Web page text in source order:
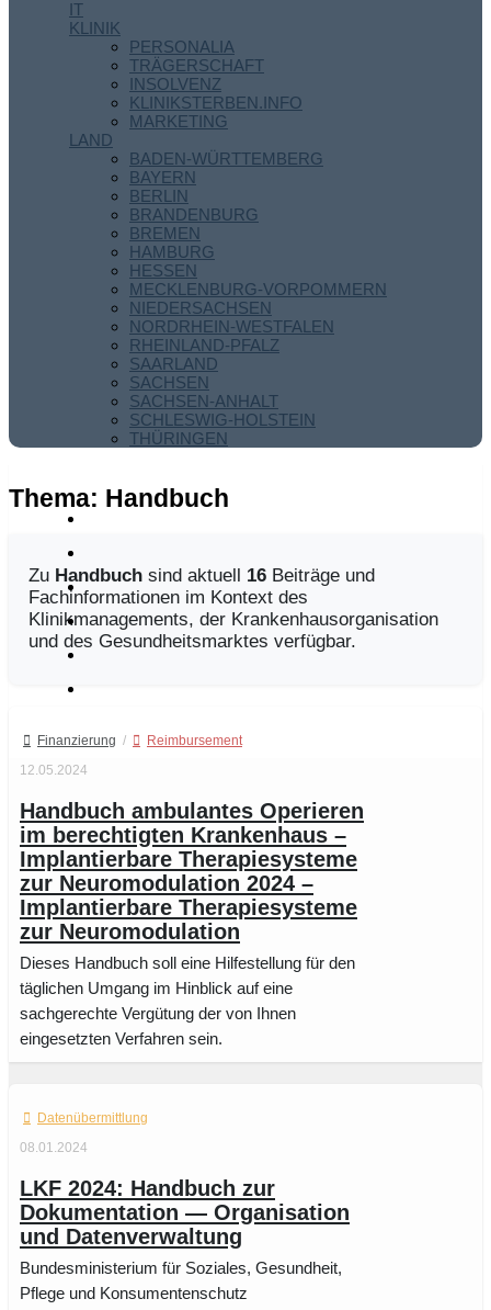
IT
KLINIK
PERSONALIA
TRÄGERSCHAFT
INSOLVENZ
KLINIKSTERBEN.INFO
MARKETING
LAND
BADEN-WÜRTTEMBERG
BAYERN
BERLIN
BRANDENBURG
BREMEN
HAMBURG
HESSEN
MECKLENBURG-VORPOMMERN
NIEDERSACHSEN
NORDRHEIN-WESTFALEN
RHEINLAND-PFALZ
SAARLAND
SACHSEN
SACHSEN-ANHALT
SCHLESWIG-HOLSTEIN
THÜRINGEN
Thema: Handbuch
Zu Handbuch sind aktuell 16 Beiträge und
Fachinformationen im Kontext des
Klinikmanagements, der Krankenhausorganisation
und des Gesundheitsmarktes verfügbar.
Finanzierung /
Reimbursement
12.05.2024
Handbuch ambulantes Operieren
im berechtigten Krankenhaus –
Implantierbare Therapiesysteme
zur Neuromodulation 2024 –
Implantierbare Therapiesysteme
zur Neuromodulation
Dieses Handbuch soll eine Hilfestellung für den
täglichen Umgang im Hinblick auf eine
sachgerechte Vergütung der von Ihnen
eingesetzten Verfahren sein.
Datenübermittlung
08.01.2024
LKF 2024: Handbuch zur
Dokumentation — Organisation
und Datenverwaltung
Bundesministerium für Soziales, Gesundheit,
Pflege und Konsumentenschutz